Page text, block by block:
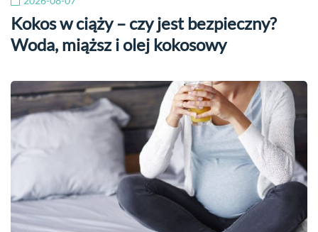
Kokos w ciąży – czy jest bezpieczny?
Woda, miąższ i olej kokosowy